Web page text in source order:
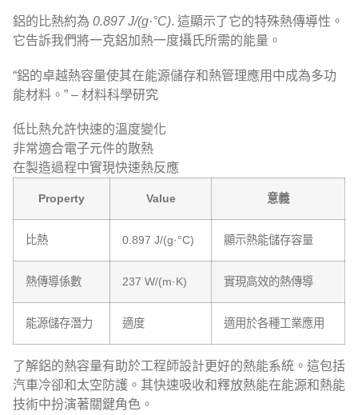
鋁的比熱約為 0.897 J/(g·°C). 這顯示了它的特殊熱傳導性。
它告訴我們將一克鋁加熱一度攝氏所需的能量。
“鋁的卓越熱容量使其在能源儲存和熱管理應用中成為多功
能材料。” – 材料科學研究
低比熱允許快速的溫度變化
非常適合電子元件的散熱
在製造過程中實現快速熱反應
Property Value 意義
比熱 0.897 J/(g·°C) 顯示熱能儲存容量
熱傳導係數 237 W/(m·K) 實現高效的熱傳導
能源儲存潛力 適度 適用於各種工業應用
了解鋁的熱容量有助於工程師設計更好的熱能系統。這包括
汽車冷卻和太空防護。其快速吸收和釋放熱能在能源和熱能
技術中扮演著關鍵角色。